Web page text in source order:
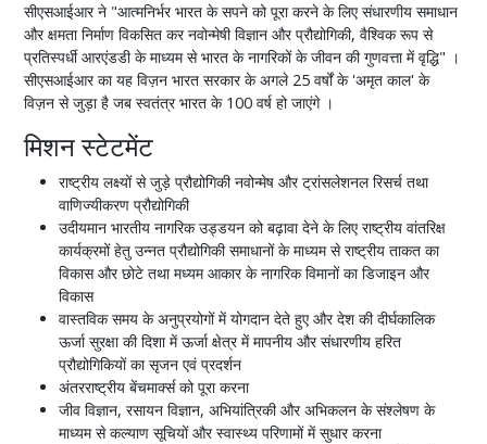
सीएसआईआर ने "आत्मनिर्भर भारत के सपने को पूरा करने के लिए संधारणीय समाधान
और क्षमता निर्माण विकसित कर नवोन्मेषी विज्ञान और प्रौद्योगिकी, वैश्विक रूप से
प्रतिस्पर्धी आरएंडडी के माध्यम से भारत के नागरिकों के जीवन की गुणवत्ता में वृद्धि" ।
सीएसआईआर का यह विज़न भारत सरकार के अगले 25 वर्षों के 'अमृत काल' के
विज़न से जुड़ा है जब स्वतंत्र भारत के 100 वर्ष हो जाएंगे ।
मिशन स्टेटमेंट
राष्ट्रीय लक्ष्यों से जुड़े प्रौद्योगिकी नवोन्मेष और ट्रांसलेशनल रिसर्च तथा
वाणिज्यीकरण प्रौद्योगिकी
उदीयमान भारतीय नागरिक उड्डयन को बढ़ावा देने के लिए राष्ट्रीय वांतरिक्ष
कार्यक्रमों हेतु उन्नत प्रौद्योगिकी समाधानों के माध्यम से राष्ट्रीय ताकत का
विकास और छोटे तथा मध्यम आकार के नागरिक विमानों का डिजाइन और
विकास
वास्तविक समय के अनुप्रयोगों में योगदान देते हुए और देश की दीर्घकालिक
ऊर्जा सुरक्षा की दिशा में ऊर्जा क्षेत्र में मापनीय और संधारणीय हरित
प्रौद्योगिकियों का सृजन एवं प्रदर्शन
अंतरराष्ट्रीय बेंचमार्क्स को पूरा करना
जीव विज्ञान, रसायन विज्ञान, अभियांत्रिकी और अभिकलन के संश्लेषण के
माध्यम से कल्याण सूचियों और स्वास्थ्य परिणामों में सुधार करना